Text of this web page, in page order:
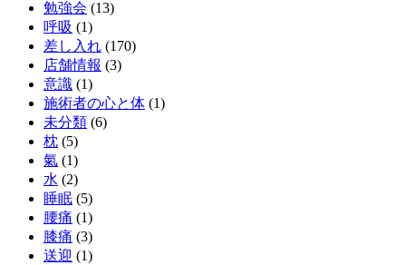
勉強会 (13)
呼吸 (1)
差し入れ (170)
店舗情報 (3)
意識 (1)
施術者の心と体 (1)
未分類 (6)
枕 (5)
氣 (1)
水 (2)
睡眠 (5)
腰痛 (1)
膝痛 (3)
送迎 (1)